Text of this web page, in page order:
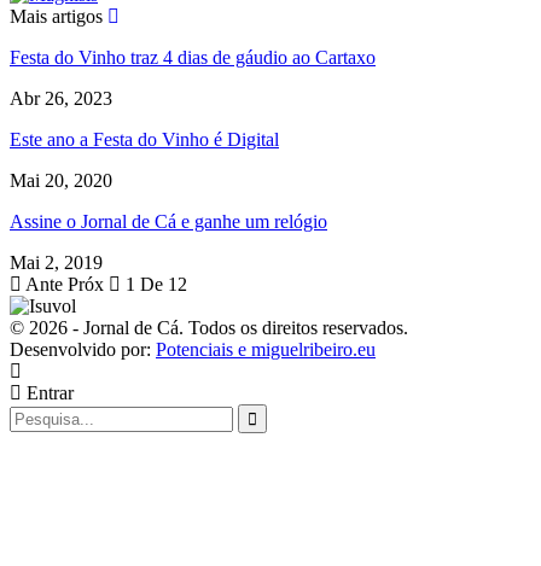
Mais artigos
Festa do Vinho traz 4 dias de gáudio ao Cartaxo
Abr 26, 2023
Este ano a Festa do Vinho é Digital
Mai 20, 2020
Assine o Jornal de Cá e ganhe um relógio
Mai 2, 2019
Ante Próx 1 De 12
© 2026 - Jornal de Cá. Todos os direitos reservados.
Desenvolvido por: Potenciais e miguelribeiro.eu
Entrar